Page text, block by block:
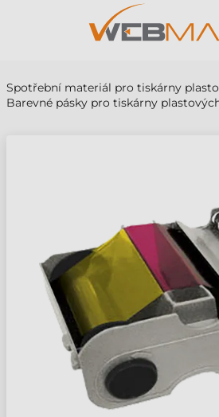
Spotřební materiál pro tiskárny
Barevné pásky pro tiskárny